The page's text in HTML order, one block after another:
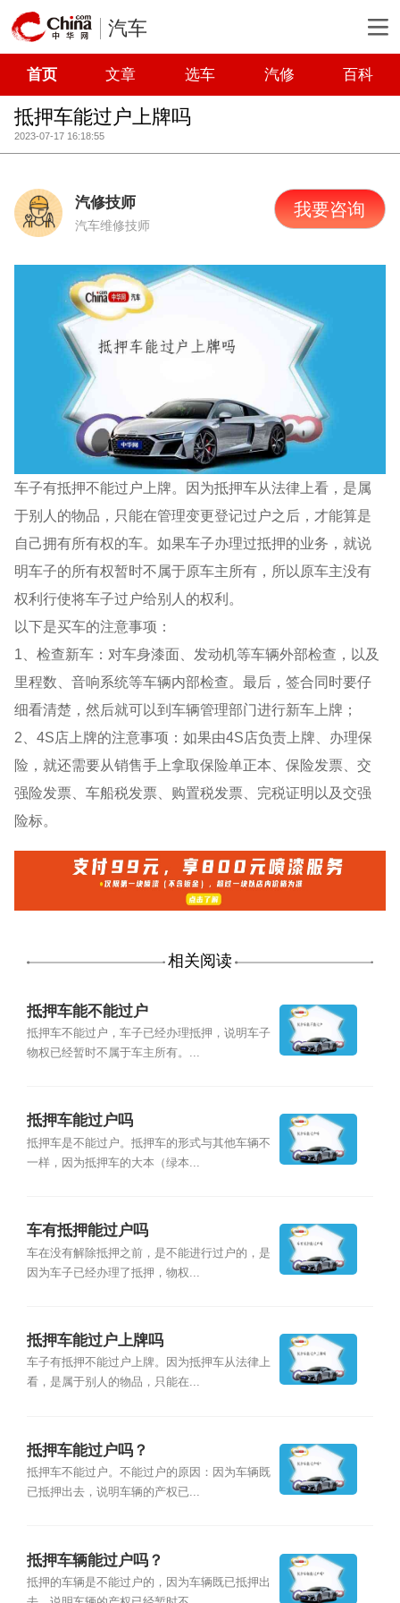
汽车
首页 文章 选车 汽修 百科
抵押车能过户上牌吗
2023-07-17 16:18:55
汽修技师
汽车维修技师
我要咨询
车子有抵押不能过户上牌。因为抵押车从法律上看，是属
于别人的物品，只能在管理变更登记过户之后，才能算是
自己拥有所有权的车。如果车子办理过抵押的业务，就说
明车子的所有权暂时不属于原车主所有，所以原车主没有
权利行使将车子过户给别人的权利。
以下是买车的注意事项：
1、检查新车：对车身漆面、发动机等车辆外部检查，以及
里程数、音响系统等车辆内部检查。最后，签合同时要仔
细看清楚，然后就可以到车辆管理部门进行新车上牌；
2、4S店上牌的注意事项：如果由4S店负责上牌、办理保
险，就还需要从销售手上拿取保险单正本、保险发票、交
强险发票、车船税发票、购置税发票、完税证明以及交强
险标。
相关阅读
抵押车能不能过户
抵押车不能过户，车子已经办理抵押，说明车子
物权已经暂时不属于车主所有。...
抵押车能过户吗
抵押车是不能过户。抵押车的形式与其他车辆不
一样，因为抵押车的大本（绿本...
车有抵押能过户吗
车在没有解除抵押之前，是不能进行过户的，是
因为车子已经办理了抵押，物权...
抵押车能过户上牌吗
车子有抵押不能过户上牌。因为抵押车从法律上
看，是属于别人的物品，只能在...
抵押车能过户吗？
抵押车不能过户。不能过户的原因：因为车辆既
已抵押出去，说明车辆的产权已...
抵押车辆能过户吗？
抵押的车辆是不能过户的，因为车辆既已抵押出